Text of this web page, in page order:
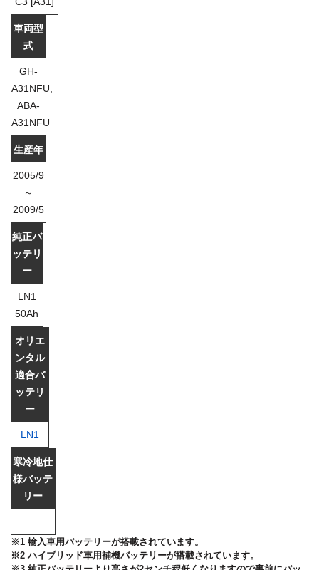
GH-
A31NFU,
ABA-
A31NFU
2005/9
～
2009/5
LN1
50Ah
LN1
※1 輸入車用バッテリーが搭載されています。
※2 ハイブリッド車用補機バッテリーが搭載されています。